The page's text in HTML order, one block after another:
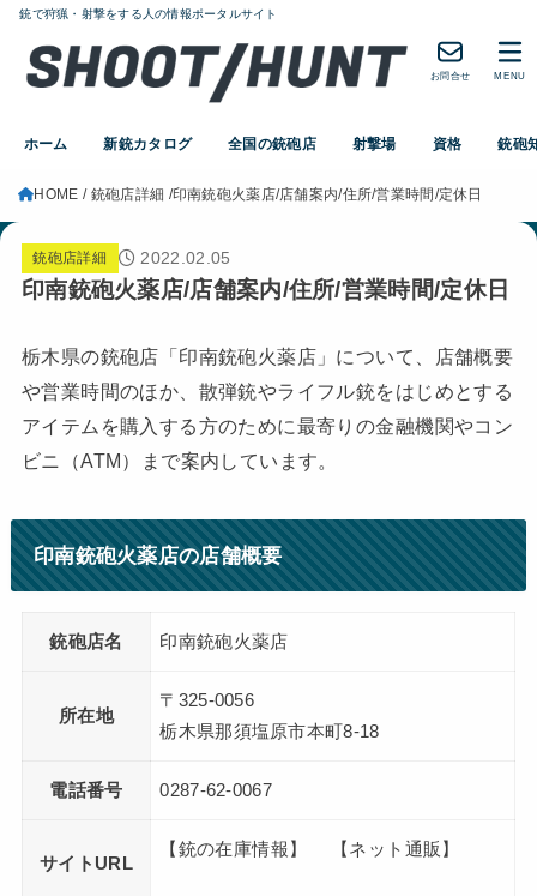
銃で狩猟・射撃をする人の情報ポータルサイト
ホーム 新銃カタログ 全国の銃砲店 射撃場 資格 銃砲
お問合せ MENU
HOME 銃砲店詳細 印南銃砲火薬店/店舗案内/住所/営業時間/定休日
銃砲店詳細 2022.02.05
印南銃砲火薬店/店舗案内/住所/営業時間/定休日
栃木県の銃砲店「印南銃砲火薬店」について、店舗概要
や営業時間のほか、散弾銃やライフル銃をはじめとする
アイテムを購入する方のために最寄りの金融機関やコン
ビニ（ATM）まで案内しています。
印南銃砲火薬店の店舗概要
銃砲店名 印南銃砲火薬店
所在地
〒325-0056
栃木県那須塩原市本町8-18
電話番号 0287-62-0067
サイトURL
【銃の在庫情報】 【ネット通販】